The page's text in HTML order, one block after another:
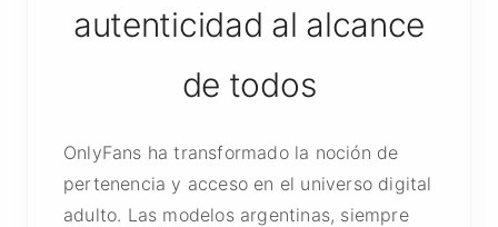
autenticidad al alcance
de todos
OnlyFans ha transformado la noción de
pertenencia y acceso en el universo digital
adulto. Las modelos argentinas, siempre